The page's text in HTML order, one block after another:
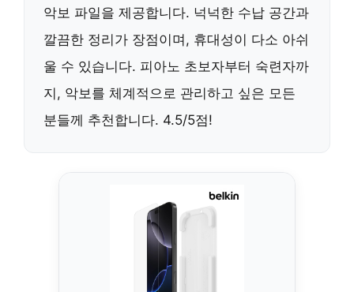
악보 파일을 제공합니다. 넉넉한 수납 공간과
깔끔한 정리가 장점이며, 휴대성이 다소 아쉬
울 수 있습니다. 피아노 초보자부터 숙련자까
지, 악보를 체계적으로 관리하고 싶은 모든
분들께 추천합니다. 4.5/5점!